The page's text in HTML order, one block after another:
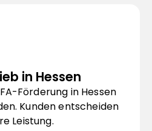
in Hessen
Förderung in Hessen
Kunden entscheiden
Leistung.